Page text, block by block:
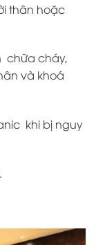
thân hoặc
chữa cháy,
và khoá
khi bị nguy